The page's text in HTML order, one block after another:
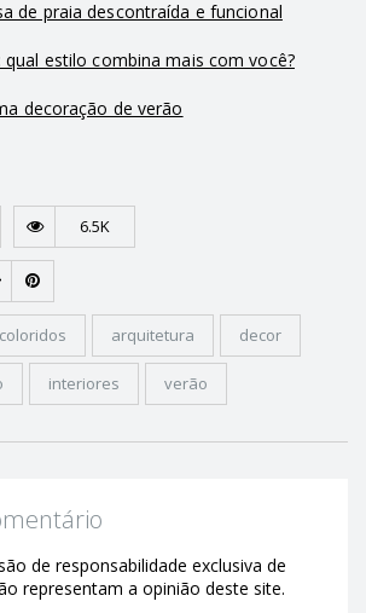
de praia descontraída e funcional
qual estilo combina mais com você?
decoração de verão
6.5K
arquitetura decor
interiores verão
de responsabilidade exclusiva de
representam a opinião deste site.